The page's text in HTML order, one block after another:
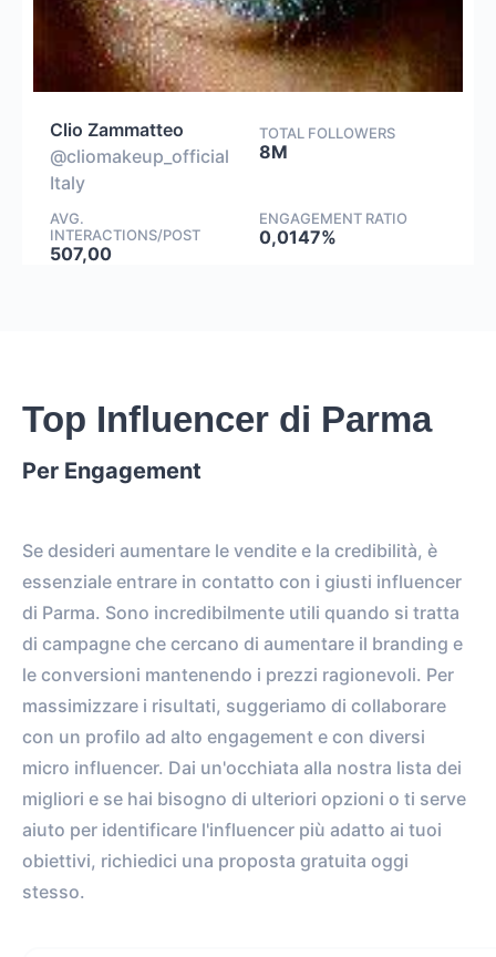
Clio Zammatteo
@cliomakeup_official
Italy
TOTAL FOLLOWERS
8M
AVG.
INTERACTIONS/POST
507,00
ENGAGEMENT RATIO
0,0147%
Top Influencer di Parma
Per Engagement
Se desideri aumentare le vendite e la credibilità, è
essenziale entrare in contatto con i giusti influencer
di Parma. Sono incredibilmente utili quando si tratta
di campagne che cercano di aumentare il branding e
le conversioni mantenendo i prezzi ragionevoli. Per
massimizzare i risultati, suggeriamo di collaborare
con un profilo ad alto engagement e con diversi
micro influencer. Dai un'occhiata alla nostra lista dei
migliori e se hai bisogno di ulteriori opzioni o ti serve
aiuto per identificare l'influencer più adatto ai tuoi
obiettivi, richiedici una proposta gratuita oggi
stesso.